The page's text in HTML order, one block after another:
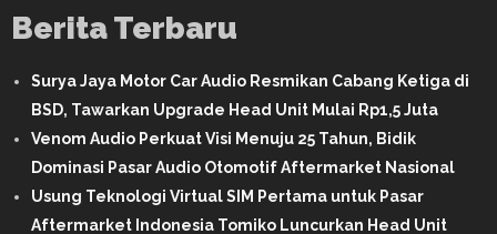
Berita Terbaru
Surya Jaya Motor Car Audio Resmikan Cabang Ketiga di
BSD, Tawarkan Upgrade Head Unit Mulai Rp1,5 Juta
Venom Audio Perkuat Visi Menuju 25 Tahun, Bidik
Dominasi Pasar Audio Otomotif Aftermarket Nasional
Usung Teknologi Virtual SIM Pertama untuk Pasar
Aftermarket Indonesia Tomiko Luncurkan Head Unit